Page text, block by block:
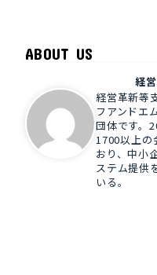
ABOUT US
経
経営革新等
フアンドエ
団体です。
1700以上の
おり、中小
ステム提供
いる。